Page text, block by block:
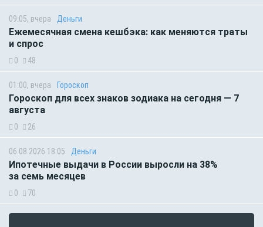
09:05, вчера Деньги
Ежемесячная смена кешбэка: как меняются траты
и спрос
0 48
01:00, вчера Гороскоп
Гороскоп для всех знаков зодиака на сегодня — 7
августа
0 26
06.08.2026 18:05 Деньги
Ипотечные выдачи в России выросли на 38%
за семь месяцев
0 70